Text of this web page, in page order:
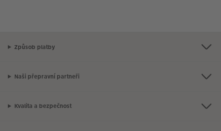
Způsob platby
Naši přepravní partneři
Kvalita a bezpečnost